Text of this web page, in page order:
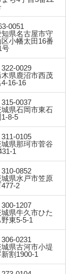
0051
知県名古屋市守
区小幡太田16番
号
322-0029
木県鹿沼市西茂
4-16-16
315-0037
城県石岡市東石
1-8-5
311-0105
城県那珂市菅谷
1
310-0852
城県水戸市笠原
477-2
300-1207
城県牛久市ひた
野東5-5-1
306-0231
城県古河市小堤
新割1900-1